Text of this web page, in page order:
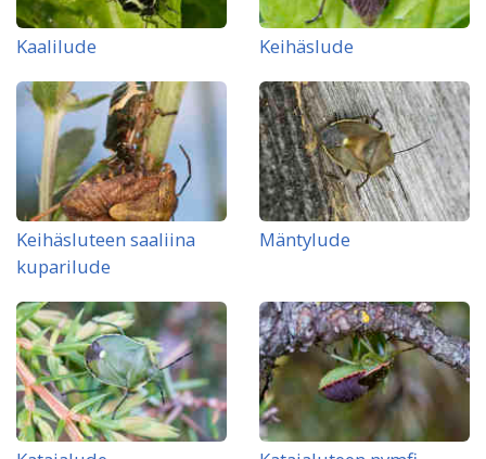
Kaalilude Keihäslude
Keihäsluteen saaliina
kuparilude
Mäntylude